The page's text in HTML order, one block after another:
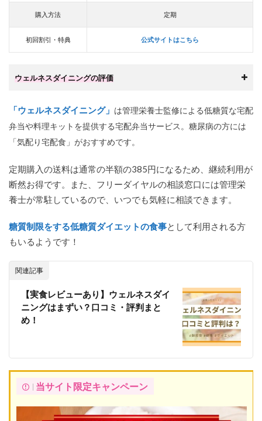
購入方法 定期
初回割引・特典 公式サイトはこちら
ウェルネスダイニングの評価
「ウェルネスダイニング」 は管理栄養士監修による低糖質な宅配
弁当や料理キットを提供する宅配弁当サービス。糖尿病の方には
「気配り宅配食」がおすすめです。
定期購入の送料は通常の半額の385円になるため、継続利用が
断然お得です。また、フリーダイヤルの相談窓口には管理栄
養士が常駐しているので、いつでも気軽に相談できます。
糖質制限をする低糖質ダイエットの食事として利用される方
もいるようです！
関連記事
【実食レビューあり】ウェルネスダイ
ニングはまずい？口コミ・評判まと
め！
当サイト限定キャンペーン